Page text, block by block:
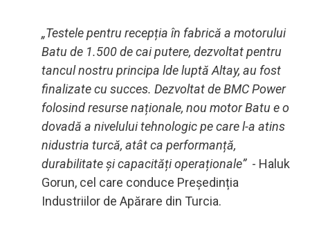
„Testele pentru recepția în fabrică a motorului
Batu de 1.500 de cai putere, dezvoltat pentru
tancul nostru principa lde luptă Altay, au fost
finalizate cu succes. Dezvoltat de BMC Power
folosind resurse naționale, nou motor Batu e o
dovadă a nivelului tehnologic pe care l-a atins
nidustria turcă, atât ca performanță,
durabilitate și capacități operaționale”- Haluk
Gorun, cel care conduce Președinția
Industriilor de Apărare din Turcia.